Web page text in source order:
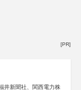
[PR]
井新聞社、関西電力株